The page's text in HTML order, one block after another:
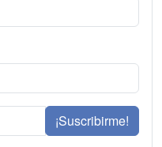
¡Suscribirme!